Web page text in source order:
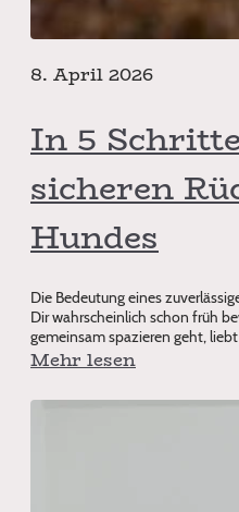
8. April 2026
In 5
sicheren
Hundes
Die Bedeutung eines
Dir wahrscheinlich schon früh
gemeinsam spazieren geht,
erkunden. Doch s
Mehr lesen